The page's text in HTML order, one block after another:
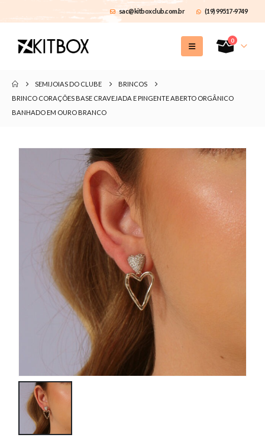
sac@kitboxclub.com.br (19) 99517-9749
0
SEMIJOIAS DO CLUBE
BRINCOS
BRINCO CORAÇÕES BASE CRAVEJADA E PINGENTE ABERTO ORGÂNICO
BANHADO EM OURO BRANCO